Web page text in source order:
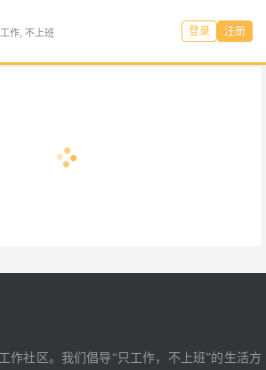
作, 不上班 登录 注册
作社区。我们倡导“只工作，不上班”的生活方